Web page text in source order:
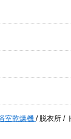
室乾燥機 / 脱衣所 /